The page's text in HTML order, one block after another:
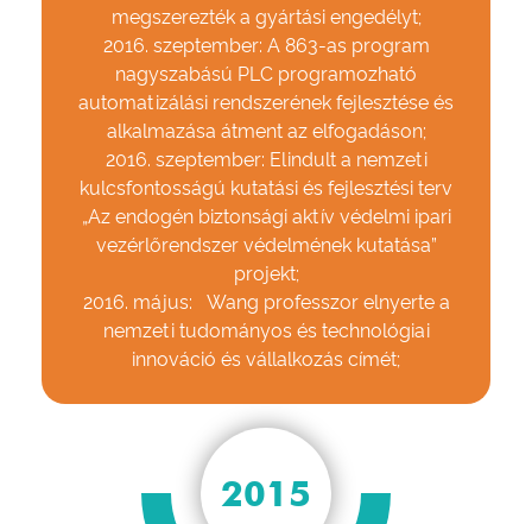
megszerezték a gyártási engedélyt;
2016. szeptember: A 863-as program
nagyszabású PLC programozható
automatizálási rendszerének fejlesztése és
alkalmazása átment az elfogadáson;
2016. szeptember: Elindult a nemzeti
kulcsfontosságú kutatási és fejlesztési terv
„Az endogén biztonsági aktív védelmi ipari
vezérlőrendszer védelmének kutatása”
projekt;
2016. május: Wang professzor elnyerte a
nemzeti tudományos és technológiai
innováció és vállalkozás címét;
2015